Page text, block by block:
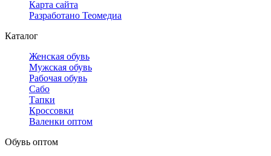
Карта сайта
Разработано Теомедиа
Каталог
Женская обувь
Мужская обувь
Рабочая обувь
Сабо
Тапки
Кроссовки
Валенки оптом
Обувь оптом